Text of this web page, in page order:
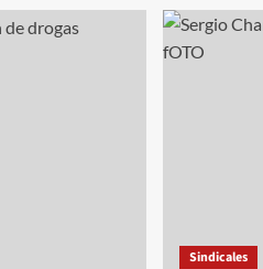
Sindicales